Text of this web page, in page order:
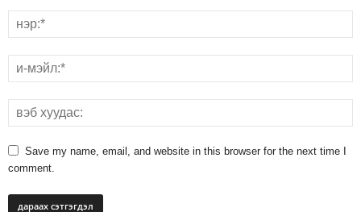
Save my name, email, and website in this browser for the next time I
comment.